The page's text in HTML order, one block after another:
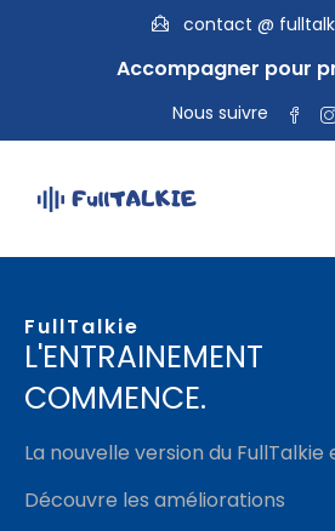
contact @
Accompagner pour
Nous suivre
FullTalkie
L'ENTRAINEMENT
COMMENCE.
La nouvelle version du FullTalkie
Découvre les améliorations